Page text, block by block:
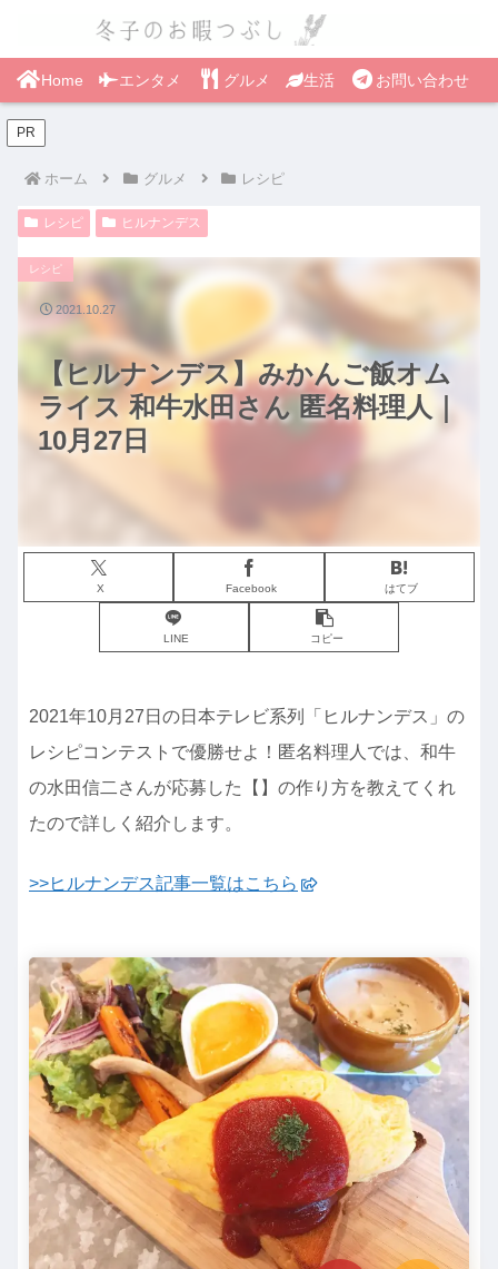
Home エンタメ グルメ 生活 お問い合わせ
PR
ホーム グルメ レシピ
レシピ ヒルナンデス
【ヒルナンデス】みかんご飯オム
ライス 和牛水田さん 匿名料理人｜
10月27日
レシピ
X Facebook はてブ
LINE コピー
2021.10.27
2021年10月27日の日本テレビ系列「ヒルナンデス」の
レシピコンテストで優勝せよ！匿名料理人では、和牛
の水田信二さんが応募した【】の作り方を教えてくれ
たので詳しく紹介します。
>>ヒルナンデス記事一覧はこちら